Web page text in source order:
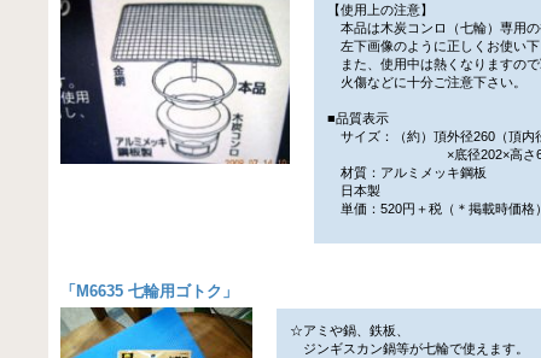
【使用上の注意】
本品は木炭コンロ（七輪）専用
左下画像のように正しくお使い
また、使用中は熱くなりますの
火傷などに十分ご注意下さい。
■品質表示
サイズ：（約）頂外径260（頂内
×底径202×高さ
材質：アルミメッキ鋼板
日本製
単価：520円＋税（＊掲載時価格
「 M6635 七輪用ゴトク 」
☆アミや鍋、鉄板、
ジンギスカン鍋等が七輪で使えます。